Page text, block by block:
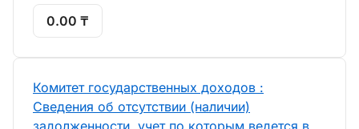
0.00 ₸
Комитет государственных доходов :
Сведения об отсутствии (наличии)
задолженности, учет по которым ведется в